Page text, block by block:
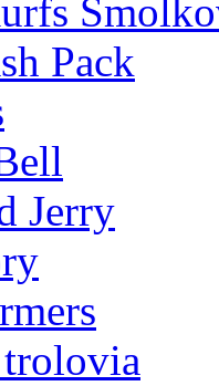
Pack
Jerry